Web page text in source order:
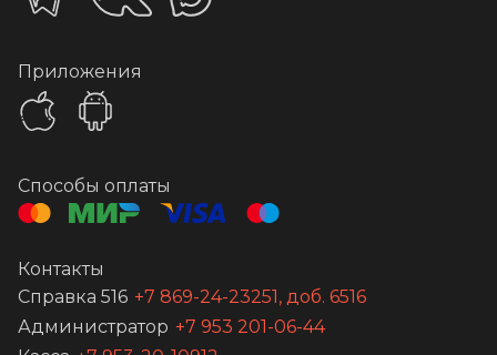
Приложения
Способы оплаты
Контакты
Справка 516 +7 869-24-23251, доб. 6516
Администратор +7 953 201-06-44